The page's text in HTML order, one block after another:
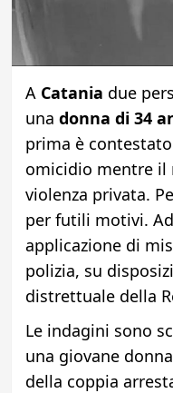
A Catania due
una donna di 34
prima è
omicidio mentre il
violenza privata.
per futili motivi.
applicazione di
polizia, su
distrettuale della
Le indagini sono
una giovane
della coppia